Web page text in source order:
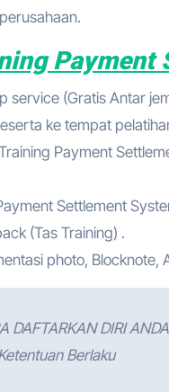
Payment
service (Gratis Antar
ke tempat
Payment
Settlement
(Tas Training) .
photo, Blocknote,
DAFTARKAN DIRI ANDA
Berlaku